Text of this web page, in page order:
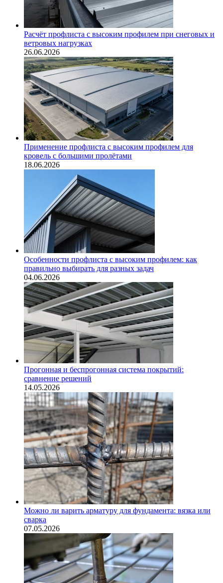
Расчёт профлиста с высоким профилем при снеговых и
ветровых нагрузках
26.06.2026
Применение профлиста с высоким профилем для
кровель с большими пролётами
18.06.2026
Особенности профлиста с высоким профилем: как
правильно выбирать для разных задач
04.06.2026
Прогонная и беспрогонная система покрытий:
сравнение решений
14.05.2026
Можно ли варить арматуру для фундамента: вязка или
сварка
07.05.2026